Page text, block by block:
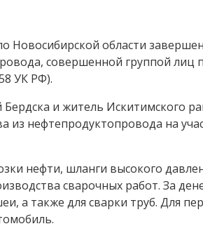
Новосибирской области
совершенной группой лиц
УК РФ).
и житель Искитимского
нефтепродуктопровода на
нефти, шланги высокого
сварочных работ. За
а также для сварки труб. Для